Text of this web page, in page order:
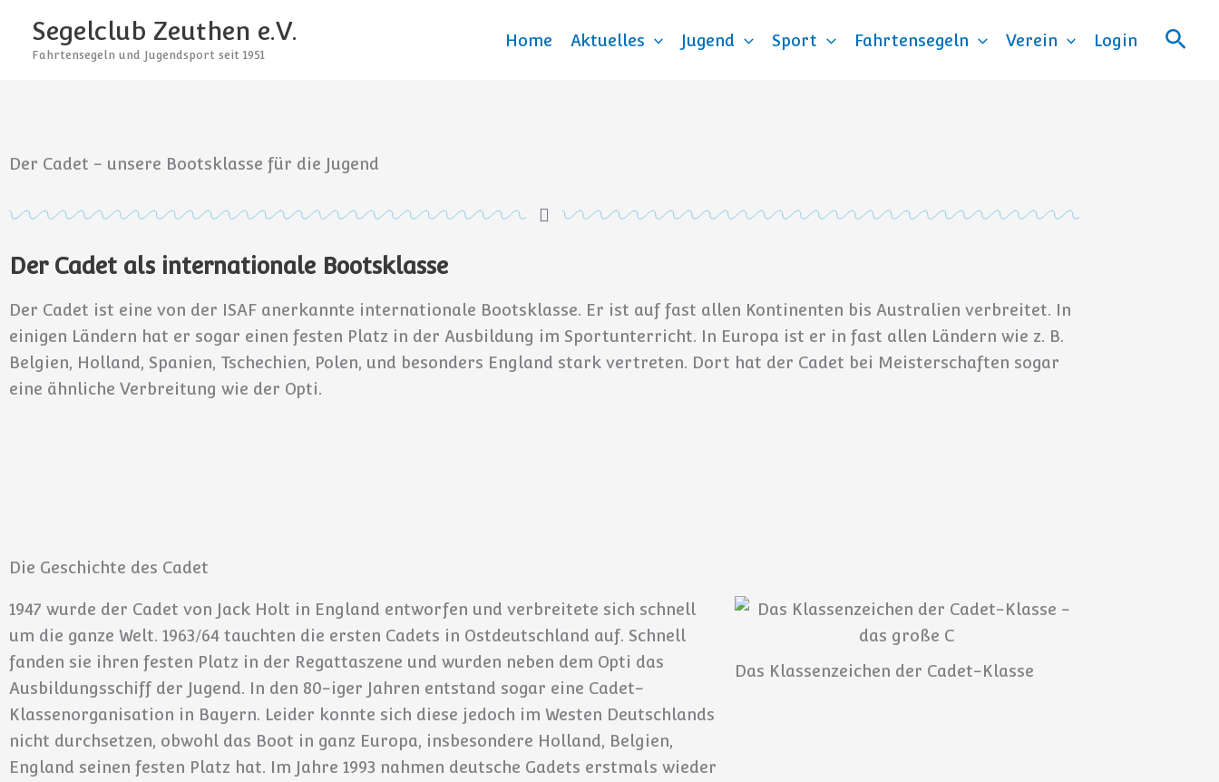
Inhalt
springen
Segelclub Zeuthen e.V.
Fahrtensegeln und Jugendsport seit 1951
Home Aktuelles Jugend Sport Fahrtensegeln Verein Login
Der Cadet - unsere Bootsklasse für die Jugend
Der Cadet als internationale Bootsklasse
Der Cadet ist eine von der ISAF anerkannte internationale Bootsklasse. Er ist auf fast allen Kontinenten bis Australien verbreitet. In
einigen Ländern hat er sogar einen festen Platz in der Ausbildung im Sportunterricht. In Europa ist er in fast allen Ländern wie z. B.
Belgien, Holland, Spanien, Tschechien, Polen, und besonders England stark vertreten. Dort hat der Cadet bei Meisterschaften sogar
eine ähnliche Verbreitung wie der Opti.
Die Geschichte des Cadet
1947 wurde der Cadet von Jack Holt in England entworfen und verbreitete sich schnell
um die ganze Welt. 1963/64 tauchten die ersten Cadets in Ostdeutschland auf. Schnell
fanden sie ihren festen Platz in der Regattaszene und wurden neben dem Opti das
Ausbildungsschiff der Jugend. In den 80-iger Jahren entstand sogar eine Cadet-
Klassenorganisation in Bayern. Leider konnte sich diese jedoch im Westen Deutschlands
nicht durchsetzen, obwohl das Boot in ganz Europa, insbesondere Holland, Belgien,
England seinen festen Platz hat. Im Jahre 1993 nahmen deutsche Gadets erstmals wieder
Das Klassenzeichen der Cadet-Klasse